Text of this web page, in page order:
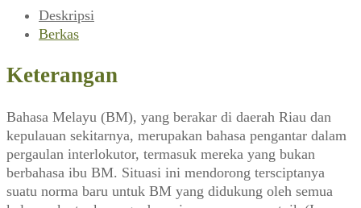
Norma
Supranasional
Kebudayaan,
1983)
Deskripsi
Berkas
Keterangan
Bahasa Melayu (BM), yang berakar di daerah Riau dan
kepulauan sekitarnya, merupakan bahasa pengantar dalam
pergaulan interlokutor, termasuk mereka yang bukan
berbahasa ibu BM. Situasi ini mendorong tersciptanya
suatu norma baru untuk BM yang didukung oleh semua